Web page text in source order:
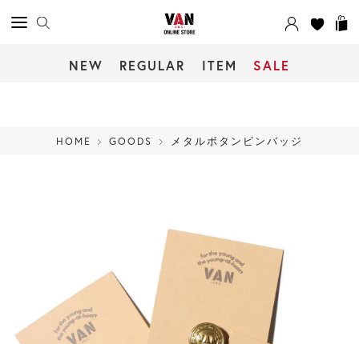
NEW REGULAR ITEM SALE
HOME GOODS メタルボタンピンバッジ